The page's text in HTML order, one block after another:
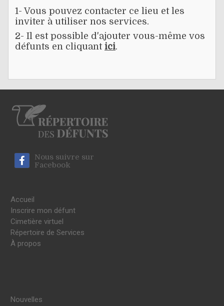
1- Vous pouvez contacter ce lieu et les
inviter à utiliser nos services.
2- Il est possible d'ajouter vous-même vos
défunts en cliquant ici.
Nous suivre sur
Facebook
Accueil
Inscrire mon défunt
Cimetière virtuel
Répertoire de Services
À propos
Nouvelles